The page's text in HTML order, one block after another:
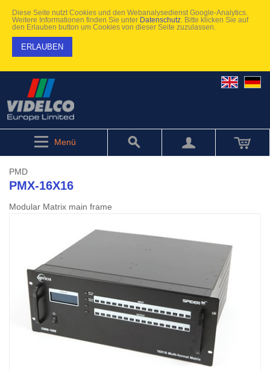
Diese Seite nutzt Cookies und den Webanalysedienst Google-Analytics.
Weitere Informationen finden Sie unter Datenschutz . Bitte klicken Sie auf
den Erlauben button um Cookies von dieser Seite zuzulassen.
ERLAUBEN
Menü
PMD
PMX-16X16
Modular Matrix main frame